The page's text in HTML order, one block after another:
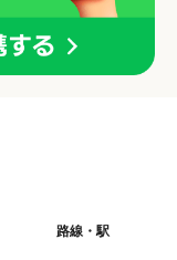
路線・駅